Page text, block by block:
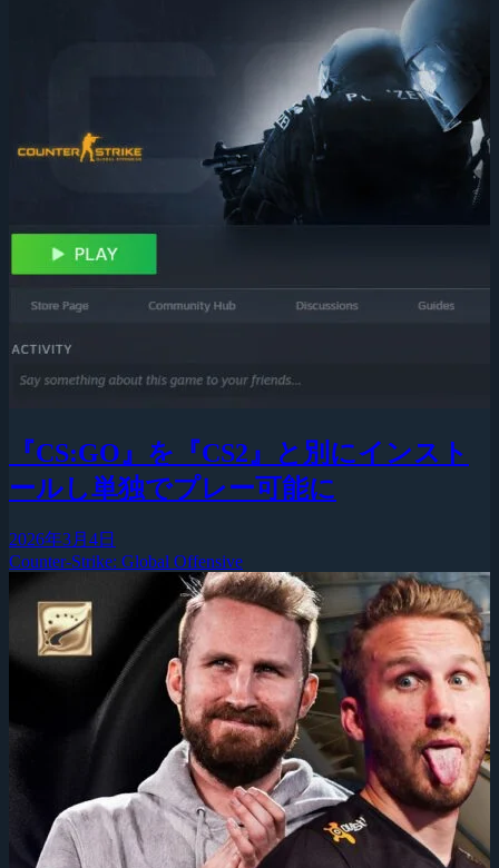
『CS:GO』を『CS2』と別にインスト
ールし単独でプレー可能に
2026年3月4日
Counter-Strike: Global Offensive